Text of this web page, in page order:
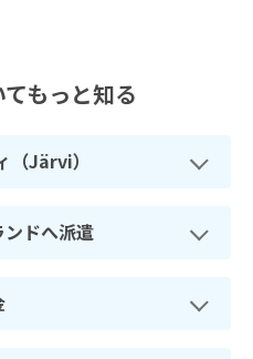
もっと知る
（Järvi）
ドへ派遣